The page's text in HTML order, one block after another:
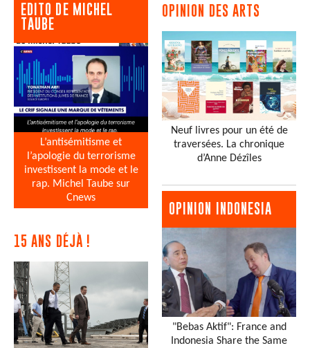
EDITO DE MICHEL
TAUBE
L’antisémitisme et
l’apologie du terrorisme
investissent la mode et le
rap. Michel Taube sur
Cnews
15 ANS DÉJÀ !
OPINION DES ARTS
Neuf livres pour un été de
traversées. La chronique
d’Anne Dézîles
OPINION INDONESIA
"Bebas Aktif": France and
Indonesia Share the Same